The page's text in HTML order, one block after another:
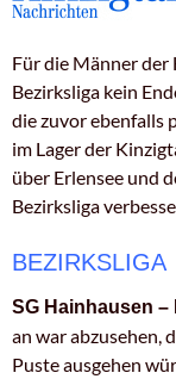
Für die Männer der
Bezirksliga kein
die zuvor ebenfalls
im Lager der
über Erlensee und
Bezirksliga
BEZIRKSLIGA
SG Hainhausen –
an war abzusehen,
Puste ausgehen